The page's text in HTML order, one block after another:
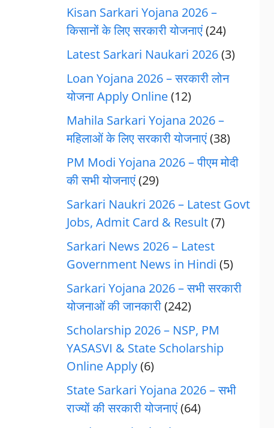
Kisan Sarkari Yojana 2026 –
किसानों के लिए सरकारी योजनाएं(24)
Latest Sarkari Naukari 2026(3)
Loan Yojana 2026 – सरकारी लोन
योजना Apply Online(12)
Mahila Sarkari Yojana 2026 –
महिलाओं के लिए सरकारी योजनाएं(38)
PM Modi Yojana 2026 – पीएम मोदी
की सभी योजनाएं(29)
Sarkari Naukri 2026 – Latest Govt
Jobs, Admit Card & Result(7)
Sarkari News 2026 – Latest
Government News in Hindi (5)
Sarkari Yojana 2026 – सभी सरकारी
योजनाओं की जानकारी(242)
Scholarship 2026 – NSP, PM
YASASVI & State Scholarship
Online Apply(6)
State Sarkari Yojana 2026 – सभी
राज्यों की सरकारी योजनाएं(64)